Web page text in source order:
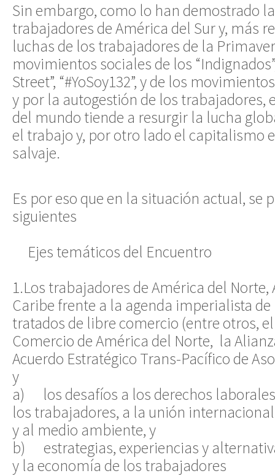
Sin embargo, como lo han demostrado
trabajadores de América del Sur y, más
luchas de los trabajadores de la
movimientos sociales de los
Street”, “#YoSoy132”, y de los
y por la autogestión de los trabajadores,
del mundo tiende a resurgir la lucha
el trabajo y, por otro lado el capitalismo
salvaje.
Es por eso que en la situación actual, se
siguientes
Ejes temáticos del Encuentro
1.Los trabajadores de América del
Caribe frente a la agenda imperialista
tratados de libre comercio (entre otros,
Comercio de América del Norte, la
Acuerdo Estratégico Trans-Pacífico de
y
a) los desafíos a los derechos
los trabajadores, a la unión
y al medio ambiente, y
b) estrategias, experiencias y
y la economía de los trabajadores